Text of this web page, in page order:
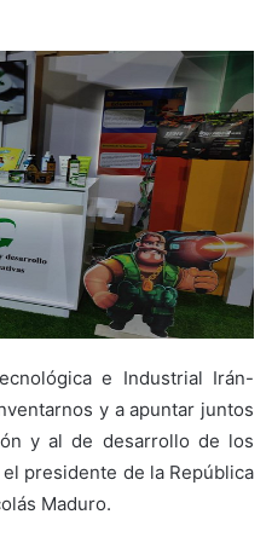
e Industrial Irán-
y a apuntar juntos
y al de desarrollo de los
presidente de la República
Maduro.